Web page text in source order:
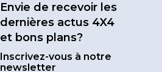
Envie de recevoir les
dernières actus 4X4
et bons plans?
Inscrivez-vous à notre
newsletter